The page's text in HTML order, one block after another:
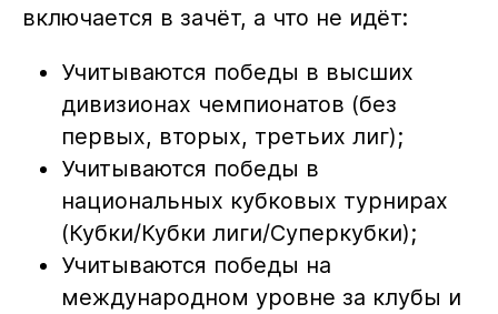
включается в зачёт, а что не идёт:
Учитываются победы в высших
дивизионах чемпионатов (без
первых, вторых, третьих лиг);
Учитываются победы в
национальных кубковых турнирах
(Кубки/Кубки лиги/Суперкубки);
Учитываются победы на
международном уровне за клубы и